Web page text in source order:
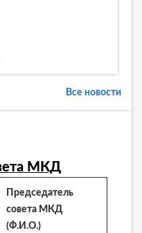
Все новости
МКД
Председатель
совета МКД
(Ф.И.О.)